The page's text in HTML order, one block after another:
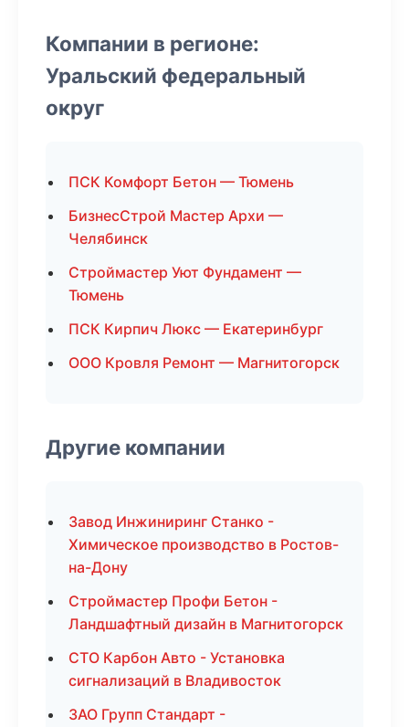
Компании в регионе:
Уральский федеральный
округ
ПСК Комфорт Бетон — Тюмень
БизнесСтрой Мастер Архи —
Челябинск
Строймастер Уют Фундамент —
Тюмень
ПСК Кирпич Люкс — Екатеринбург
ООО Кровля Ремонт — Магнитогорск
Другие компании
Завод Инжиниринг Станко -
Химическое производство в Ростов-
на-Дону
Строймастер Профи Бетон -
Ландшафтный дизайн в Магнитогорск
СТО Карбон Авто - Установка
сигнализаций в Владивосток
ЗАО Групп Стандарт -